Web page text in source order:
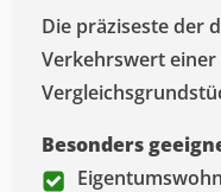
Die präziseste der
Verkehrswert
Besonders